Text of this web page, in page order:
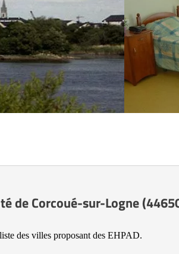
de Corcoué-sur-Logne
des villes proposant des EHPAD.